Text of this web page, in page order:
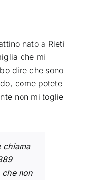
nato a Rieti
che mi
dire che sono
come potete
non mi toglie
chiama
che non